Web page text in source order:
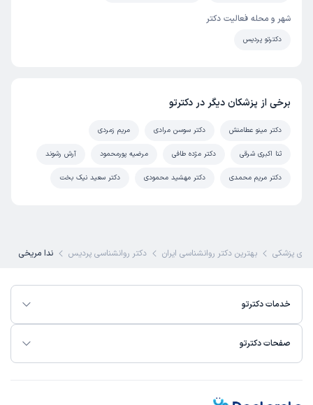
شهر و محله فعالیت دکتر
دکترتو پردیس
برخی از پزشکان دیگر در دکترتو
دکتر مینو عطامنش دکتر سوسن مرادی مریم زمردی
ثنا اکبری شرقی دکتر مژده طافی مرضیه پورمحمود آرش رشوند
دکتر مریم محمدی دکتر مهشید محمودی دکتر سعید نیک بخت
پزشکی بهترین دکتر روانشناسی ایران دکتر روانشناسی پردیس ندا مریخی
خدمات دکترتو
صفحات دکترتو